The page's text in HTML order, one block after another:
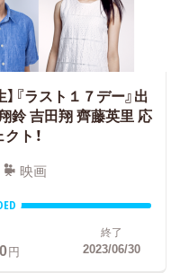
『ラスト１７デー』出
鈴 吉田翔 齊藤英里 応
ト！
映画
円
終了
2023/06/30